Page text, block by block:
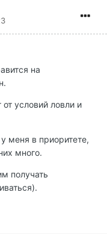
на
условий ловли и
меня в приоритете,
много.
получать